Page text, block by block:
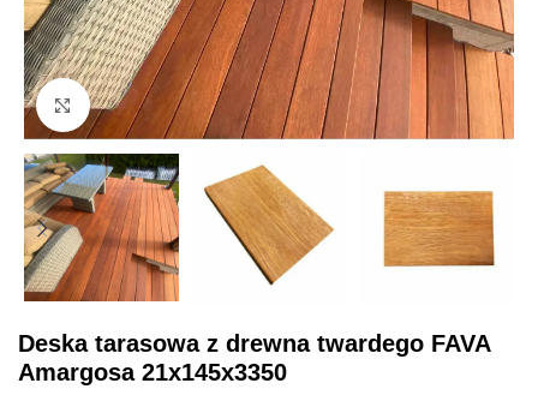
Click to enlarge
Deska tarasowa z drewna twardego FAVA
Amargosa 21x145x3350